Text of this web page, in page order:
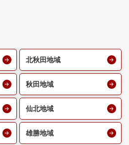
北秋田地域
秋田地域
仙北地域
雄勝地域